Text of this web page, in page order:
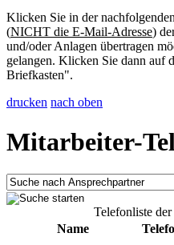
Klicken Sie in der
(NICHT die E-Mail-Adresse)
und/oder Anlagen übertragen
gelangen. Klicken Sie dann auf
Briefkasten".
drucken nach oben
Mitarbeiter-
Telefonliste
Name